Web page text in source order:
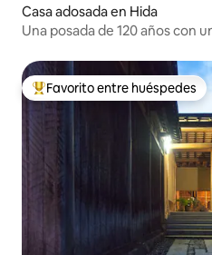
Casa adosada en Hida
Una posada de 120 años con
Favorito entre huéspedes
Favorito entre huéspedes